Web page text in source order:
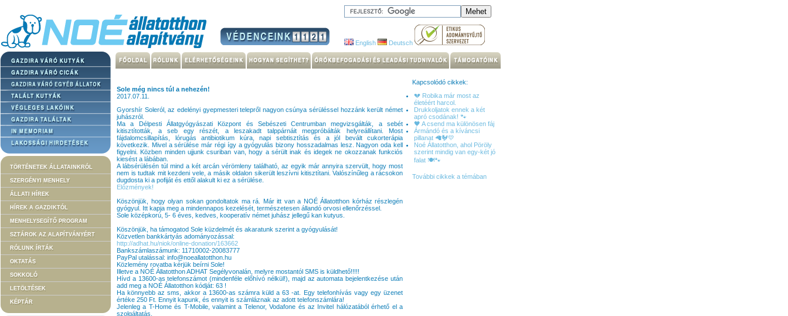
English Deutsch
TÖRTÉNETEK ÁLLATAINKRÓL
SZERGÉNYI MENHELY
ÁLLATI HÍREK
HÍREK A GAZDIKTÓL
MENHELYSEGÍTŐ PROGRAM
SZTÁROK AZ ALAPÍTVÁNYÉRT
RÓLUNK ÍRTÁK
OKTATÁS
SOKKOLÓ
LETÖLTÉSEK
KÉPTÁR
Sole még nincs túl a nehezén!
2017.07.11.
Gyorshír Soleról, az edelényi gyepmesteri telepről nagyon csúnya sérüléssel hozzánk került német
juhászról.
Ma a Délpesti Állatgyógyászati Központ és Sebészeti Centrumban megvizsgálták, a sebét
kitisztították, a seb egy részét, a leszakadt talppárnáit megpróbálták helyreállítani. Most
fájdalomcsillapítás, lórugás antibiotikum kúra, napi sebtisztítás és a jól bevált cukorterápia
következik. Mivel a sérülése már régi így a gyógyulás bizony hosszadalmas lesz. Nagyon oda kell
figyelni. Közben minden ujjunk csuriban van, hogy a sérült inak és idegek ne okozzanak funkciós
kiesést a lábában.
A lábsérülésén túl mind a két arcán vérömleny található, az egyik már annyira szervült, hogy most
nem is tudtak mit kezdeni vele, a másik oldalon sikerült leszívni kitisztítani. Valószínűleg a rácsokon
dugdosta ki a pofiját és ettől alakult ki ez a sérülése.
Előzmények!
Köszönjük, hogy olyan sokan gondoltatok ma rá. Már itt van a NOÉ Állatotthon kórház részlegén
gyógyul. Itt kapja meg a mindennapos kezelését, természetesen állandó orvosi ellenőrzéssel.
Sole középkorú, 5- 6 éves, kedves, kooperatív német juhász jellegű kan kutyus.
Köszönjük, ha támogatod Sole küzdelmét és akaratunk szerint a gyógyulását!
Közvetlen bankkártyás adományozással:
http://adhat.hu/niok/online-donation/163662
Bankszámlaszámunk: 11710002-20083777
PayPal utalással: info@noeallatotthon.hu
Közlemény rovatba kérjük beírni Sole!
Illetve a NOÉ Állatotthon ADHAT Segélyvonalán, melyre mostantól SMS is küldhető!!!!!
Hívd a 13600-as telefonszámot (mindenféle előhívó nélkül!), majd az automata bejelentkezése után
add meg a NOÉ Állatotthon kódját: 63 !
Ha könnyebb az sms, akkor a 13600-as számra küld a 63 -at. Egy telefonhívás vagy egy üzenet
értéke 250 Ft. Ennyit kapunk, és ennyit is számláznak az adott telefonszámlára!
Jelenleg a T-Home és T-Mobile, valamint a Telenor, Vodafone és az Invitel hálózatából érhető el a
szolgáltatás.
Kapcsolódó cikkek:
💔 Robika már most az
életéért harcol.
Drukkoljatok ennek a két
apró csodának! 🐾
🖤 A csend ma különösen fáj
Ármándó és a kíváncsi
pillanat 🦙🐓💛
Noé Állatotthon, ahol Pöröly
szerint mindig van egy-két jó
falat 🍽️🐾
További cikkek a témában